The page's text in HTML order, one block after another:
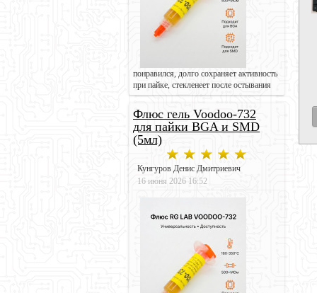
понравился, долго сохраняет активность
при пайке, стекленеет после остывания
Флюс гель Voodoo-732
для пайки BGA и SMD
(5мл)
Кунгуров Денис Дмитриевич
16 июня 2026 16:52